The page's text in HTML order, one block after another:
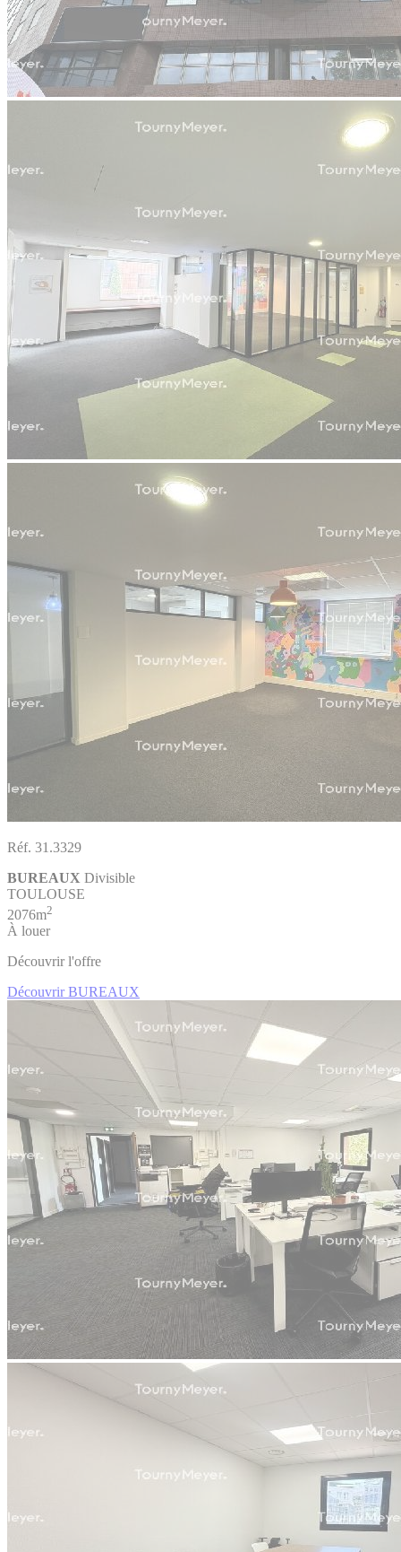
Réf. 31.3329
BUREAUX Divisible
TOULOUSE
2076m2
À louer
Découvrir l'offre
Découvrir BUREAUX